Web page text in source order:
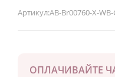
Артикул:AB-Br00760-X-
ОПЛАЧИВАЙТЕ